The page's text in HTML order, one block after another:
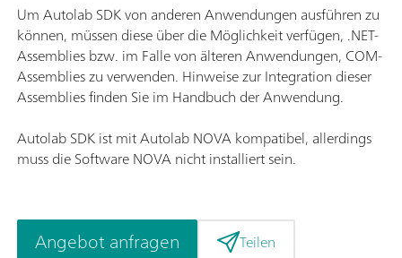
Um Autolab SDK von anderen Anwendungen ausführen zu
können, müssen diese über die Möglichkeit verfügen, .NET-
Assemblies bzw. im Falle von älteren Anwendungen, COM-
Assemblies zu verwenden. Hinweise zur Integration dieser
Assemblies finden Sie im Handbuch der Anwendung.
Autolab SDK ist mit Autolab NOVA kompatibel, allerdings
muss die Software NOVA nicht installiert sein.
Angebot anfragen Teilen